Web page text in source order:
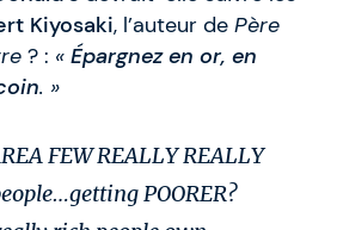
Kiyosaki, l’auteur de Père
? : « Épargnez en or, en
. »
FEW REALLY REALLY
POORER?